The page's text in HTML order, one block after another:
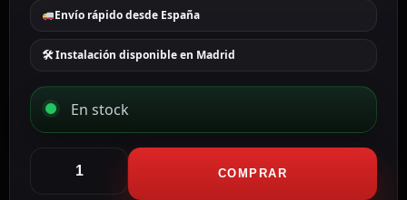
Envío rápido desde España
🛠 Instalación disponible en Madrid
En stock
COMPRAR